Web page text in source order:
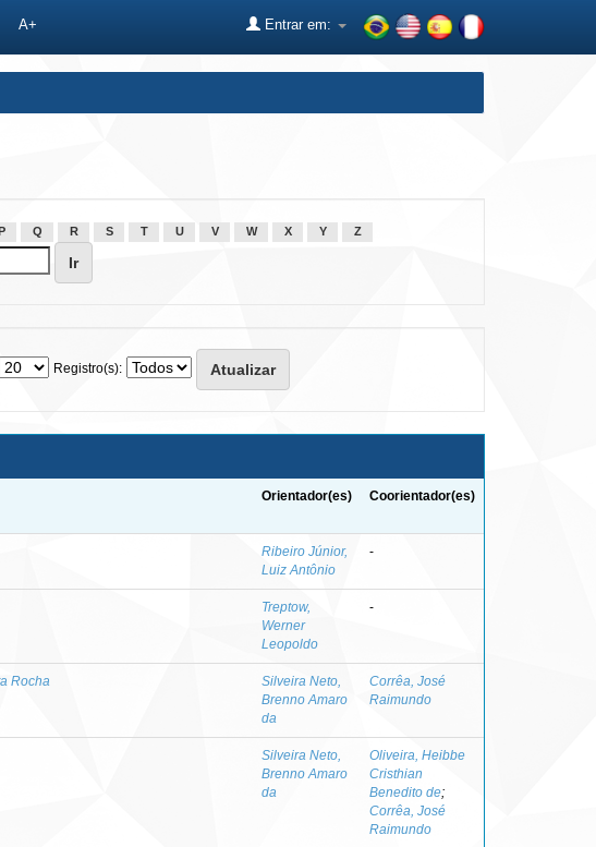
A+ Entrar em:
P Q R S T U V W X Y Z
Registro(s):
Orientador(es) Coorientador(es)
Ribeiro Júnior,
Luiz Antônio
-
Treptow,
Werner
Leopoldo
-
Rocha
Silveira Neto,
Brenno Amaro
da
Corrêa, José
Raimundo
Silveira Neto,
Brenno Amaro
da
Oliveira, Heibbe
Cristhian
Benedito de;
Corrêa, José
Raimundo